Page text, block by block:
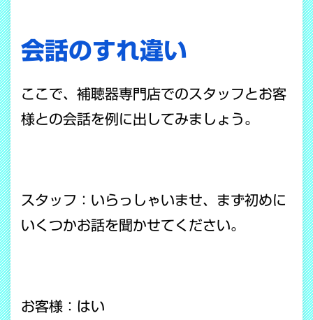
会話のすれ違い
ここで、補聴器専門店でのスタッフとお客
様との会話を例に出してみましょう。
スタッフ：いらっしゃいませ、まず初めに
いくつかお話を聞かせてください。
お客様：はい